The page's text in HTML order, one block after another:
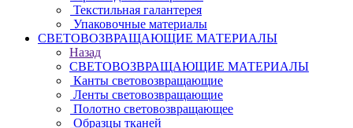
Текстильная галантерея
Упаковочные материалы
СВЕТОВОЗВРАЩАЮЩИЕ МАТЕРИАЛЫ
Назад
СВЕТОВОЗВРАЩАЮЩИЕ МАТЕРИАЛЫ
Канты световозвращающие
Ленты световозвращающие
Полотно световозвращающее
Образцы тканей